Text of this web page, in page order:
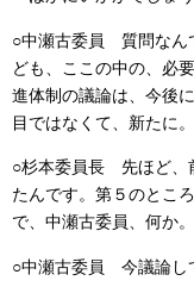
○中瀬古委員
質問なん
ども、ここの中の、必
進体制の議論は、今後
目ではなくて、新たに。
○杉本委員長 先ほど、
たんです。第５のとこ
で、中瀬古委員、何か。
○中瀬古委員 今議論し